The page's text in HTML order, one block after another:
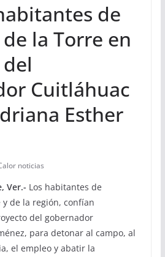
de
la Torre en
Cuitláhuac
Esther
noticias
Ver.- Los habitantes de
de la región, confían
del gobernador
para detonar al campo, al
el empleo y abatir la